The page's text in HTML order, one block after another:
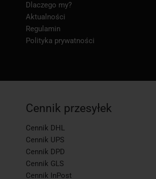
Dlaczego my?
Aktualności
Regulamin
Polityka prywatności
Cennik przesyłek
Cennik DHL
Cennik UPS
Cennik DPD
Cennik GLS
Cennik InPost